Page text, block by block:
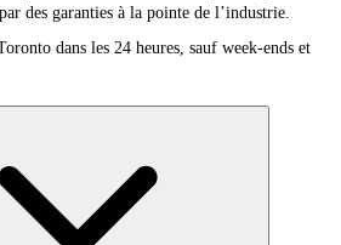
des garanties à la pointe de l’industrie.
dans les 24 heures, sauf week-ends et